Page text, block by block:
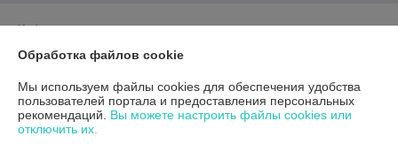
Информация для покупателя
Юридическое лицо:Общество с ограниченной ответственностью
г. Минск, ул. Инженерная, 28, каб. 11
Регистрационный номер ЕГР: 193790359
Обработка файлов cookie
Мы используем файлы cookies для обеспечения удобства
пользователей портала и предоставления персональных
рекомендаций. Вы можете настроить файлы cookies или
отключить их.